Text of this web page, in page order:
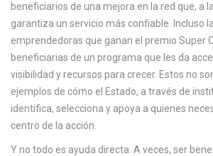
beneficiarios de una mejora en la red que, a
garantiza un servicio más confiable. Incluso
emprendedoras que ganan el premio Super
beneficiarias de un programa que les da
visibilidad y recursos para crecer. Estos no
ejemplos de cómo el Estado, a través de
identifica, selecciona y apoya a quienes
centro de la acción.
Y no todo es ayuda directa. A veces, ser